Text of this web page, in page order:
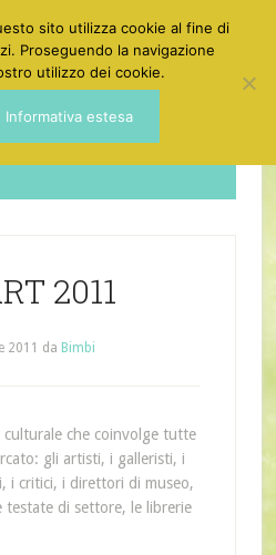
2011
2011 da Bimbi
che coinvolge tutte
gli artisti, i galleristi, i
i critici, i direttori di museo,
testate di settore, le librerie
sito utilizza cookie al fine di
Proseguendo la navigazione
utilizzo dei cookie.
Informativa estesa